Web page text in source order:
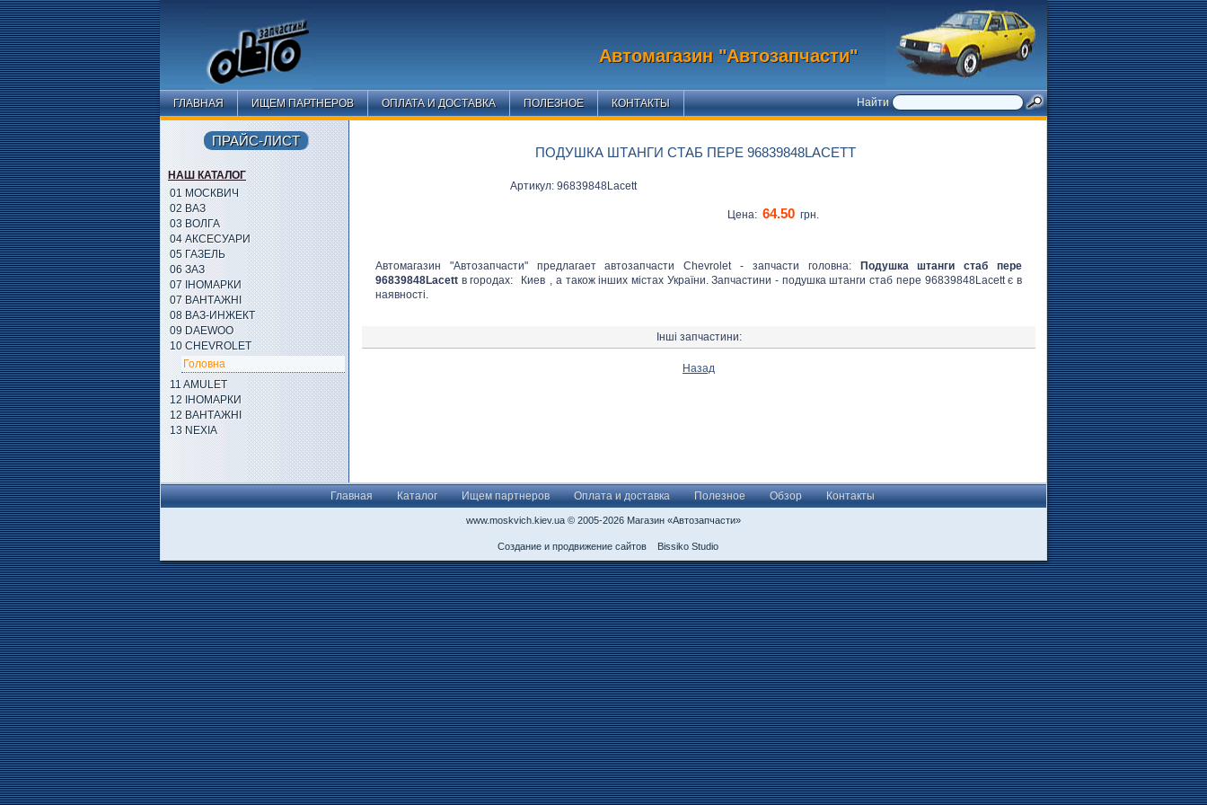
Автомагазин "Автозапчасти"
ГЛАВНАЯ ИЩЕМ ПАРТНЕРОВ ОПЛАТА И ДОСТАВКА ПОЛЕЗНОЕ КОНТАКТЫ Найти
ПОДУШКА ШТАНГИ СТАБ ПЕРЕ 96839848LACETT
Артикул: 96839848Lacett
Цена: 64.50 грн.
Автомагазин "Автозапчасти" предлагает автозапчасти Chevrolet - запчасти головна:
Подушка штанги стаб пере
96839848Lacett в городах: Киев , а також інших містах України. Запчастини - подушка штанги стаб пере 96839848Lacett є в
наявності.
Інші запчастини:
Назад
ПРАЙС-ЛИСТ
НАШ КАТАЛОГ
01 МОСКВИЧ
02 ВАЗ
03 ВОЛГА
04 АКСЕСУАРИ
05 ГАЗЕЛЬ
06 ЗАЗ
07 ІНОМАРКИ
07 ВАНТАЖНІ
08 ВАЗ-ИНЖЕКТ
09 DAEWOO
10 CHEVROLET
Головна
11 AMULET
12 ІНОМАРКИ
12 ВАНТАЖНІ
13 NEXIA
Главная Каталог Ищем партнеров Оплата и доставка Полезное Обзор Контакты
www.moskvich.kiev.ua © 2005-2026 Магазин «Автозапчасти»
Создание и продвижение сайтов Bissiko Studio